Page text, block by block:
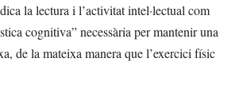
la lectura i l’activitat intel·lectual com
cognitiva” necessària per mantenir una
de la mateixa manera que l’exercici físic